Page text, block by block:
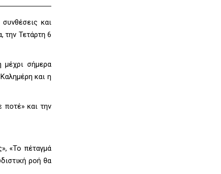
και
την Τετάρτη 6
μέχρι σήμερα
και η
ποτέ» και την
«Το πέταγμά
ροή θα